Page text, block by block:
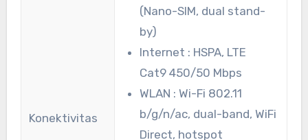
Konektivitas
(Nano-SIM, dual stand-
by)
Internet : HSPA, LTE
Cat9 450/50 Mbps
WLAN : Wi-Fi 802.11
b/g/n/ac, dual-band, WiFi
Direct, hotspot